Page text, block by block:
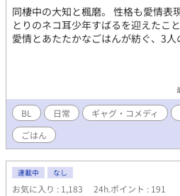
同棲中の大知と楓磨。 性格も愛情表
とりのネコ耳少年すばるを迎えたこ
愛情とあたたかなごはんが紡ぐ、3人
BL 日常 ギャグ・コメディ
ごはん
連載中 なし
お気に入り : 1,183 24h.ポイント : 191